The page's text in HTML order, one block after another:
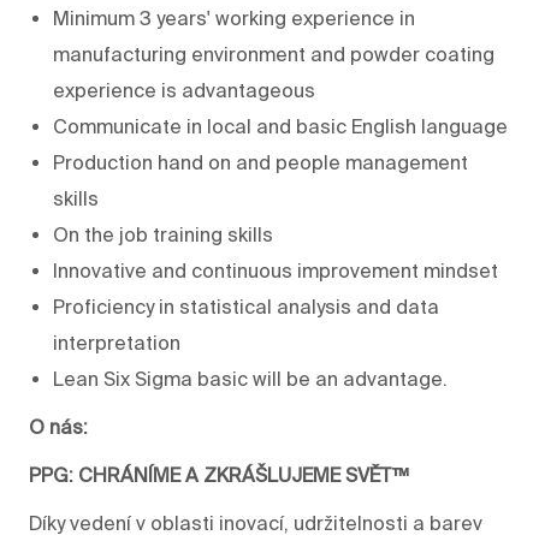
Minimum 3 years' working experience in
manufacturing environment and powder coating
experience is advantageous
Communicate in local and basic English language
Production hand on and people management
skills
On the job training skills
Innovative and continuous improvement mindset
Proficiency in statistical analysis and data
interpretation
Lean Six Sigma basic will be an advantage.
O nás:
PPG: CHRÁNÍME A ZKRÁŠLUJEME SVĚT™
Díky vedení v oblasti inovací, udržitelnosti a barev